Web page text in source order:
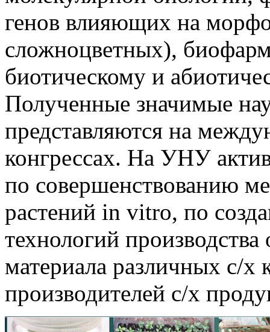
генов влияющих на
сложноцветных),
биотическому и
Полученные значимые
представляются на
конгрессах. На УНУ
по совершенствованию
растений in vitro, по
технологий
материала различных с/х
производителей с/х